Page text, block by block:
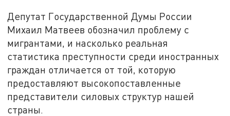
Депутат Государственной Думы России
Михаил Матвеев обозначил проблему с
мигрантами, и насколько реальная
статистика преступности среди иностранных
граждан отличается от той, которую
предоставляют высокопоставленные
представители силовых структур нашей
страны.